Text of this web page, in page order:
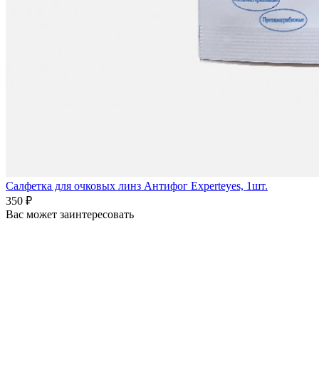
Салфетка для очковых линз Антифог Experteyes, 1шт.
350 ₽
Вас может заинтересовать